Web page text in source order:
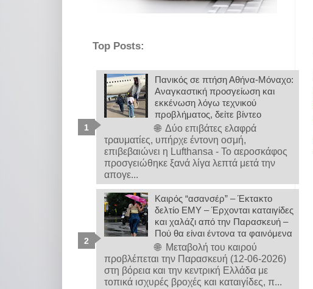
Top Posts:
Πανικός σε πτήση Αθήνα-Μόναχο:
Αναγκαστική προσγείωση και
εκκένωση λόγω τεχνικού
προβλήματος, δείτε βίντεο
🌐 Δύο επιβάτες ελαφρά
τραυματίες, υπήρχε έντονη οσμή,
επιβεβαιώνει η Lufthansa - Το αεροσκάφος
προσγειώθηκε ξανά λίγα λεπτά μετά την
απογε...
Καιρός “ασανσέρ” – Έκτακτο
δελτίο ΕΜΥ – Έρχονται καταιγίδες
και χαλάζι από την Παρασκευή –
Πού θα είναι έντονα τα φαινόμενα
🌐 Μεταβολή του καιρού
προβλέπεται την Παρασκευή (12-06-2026)
στη βόρεια και την κεντρική Ελλάδα με
τοπικά ισχυρές βροχές και καταιγίδες, π...